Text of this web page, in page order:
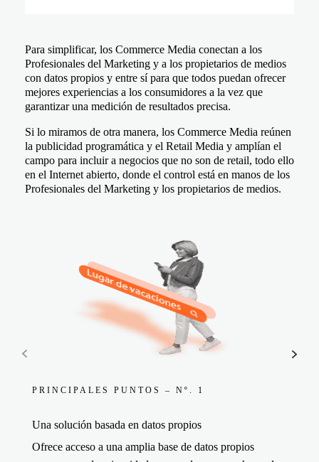
Para simplificar, los Commerce Media conectan a los
Profesionales del Marketing y a los propietarios de medios
con datos propios y entre sí para que todos puedan ofrecer
mejores experiencias a los consumidores a la vez que
garantizar una medición de resultados precisa.
Si lo miramos de otra manera, los Commerce Media reúnen
la publicidad programática y el Retail Media y amplían el
campo para incluir a negocios que no son de retail, todo ello
en el Internet abierto, donde el control está en manos de los
Profesionales del Marketing y los propietarios de medios.
PRINCIPALES PUNTOS – Nº. 1
Una solución basada en datos propios
Ofrece acceso a una amplia base de datos propios
PRINCIPALES PUNTOS – Nº. 2
Abierta
Conecta a los Profesionales del Marketing y a los
PRINCIPALES PUNTOS – Nº. 3
Inteligente
Utiliza datos comerciales a gran escala (datos de compra
PRINCIPALES PUNTOS – Nº. 4
Full-funnel
Capta la atención de las audiencias en todas las fases,
PRINCIPALES PUNTOS – Nº. 5
También para los propietarios de medios
Los Commerce Media ofrecen también la manera
PRINCIPALES PUNTOS – Nº. 6
Centrada en la audiencia
Permite a los Profesionales del Marketing dejar de lado
PRINCIPALES PUNTOS – Nº. 7
Más relevante
Los datos a gran escala y la IA mejoran la relevancia de
PRINCIPALES PUNTOS – Nº. 8
Medible
Entiende bien todo el impacto de tus acciones digitales y
PRINCIPALES PUNTOS – Nº. 9
Segmentable
Los Profesionales del Marketing y los propietarios de